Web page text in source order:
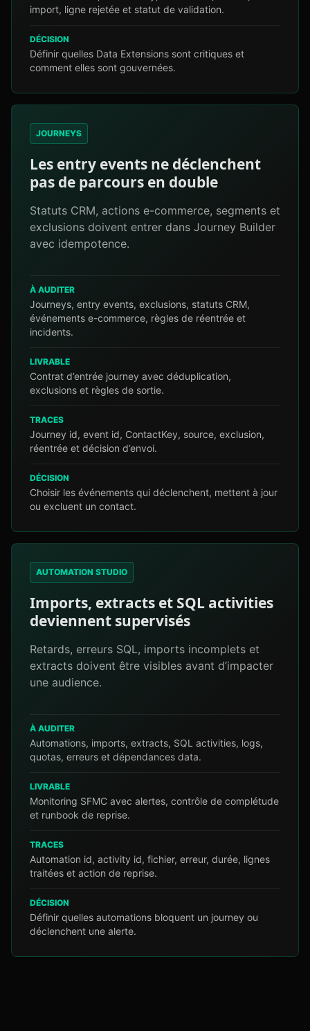
import, ligne rejetée et statut de validation.
DÉCISION
Définir quelles Data Extensions sont critiques et
comment elles sont gouvernées.
JOURNEYS
Les entry events ne déclenchent
pas de parcours en double
Statuts CRM, actions e-commerce, segments et
exclusions doivent entrer dans Journey Builder
avec idempotence.
À AUDITER
Journeys, entry events, exclusions, statuts CRM,
événements e-commerce, règles de réentrée et
incidents.
LIVRABLE
Contrat d’entrée journey avec déduplication,
exclusions et règles de sortie.
TRACES
Journey id, event id, ContactKey, source, exclusion,
réentrée et décision d’envoi.
DÉCISION
Choisir les événements qui déclenchent, mettent à jour
ou excluent un contact.
AUTOMATION STUDIO
Imports, extracts et SQL activities
deviennent supervisés
Retards, erreurs SQL, imports incomplets et
extracts doivent être visibles avant d’impacter
une audience.
À AUDITER
Automations, imports, extracts, SQL activities, logs,
quotas, erreurs et dépendances data.
LIVRABLE
Monitoring SFMC avec alertes, contrôle de complétude
et runbook de reprise.
TRACES
Automation id, activity id, fichier, erreur, durée, lignes
traitées et action de reprise.
DÉCISION
Définir quelles automations bloquent un journey ou
déclenchent une alerte.